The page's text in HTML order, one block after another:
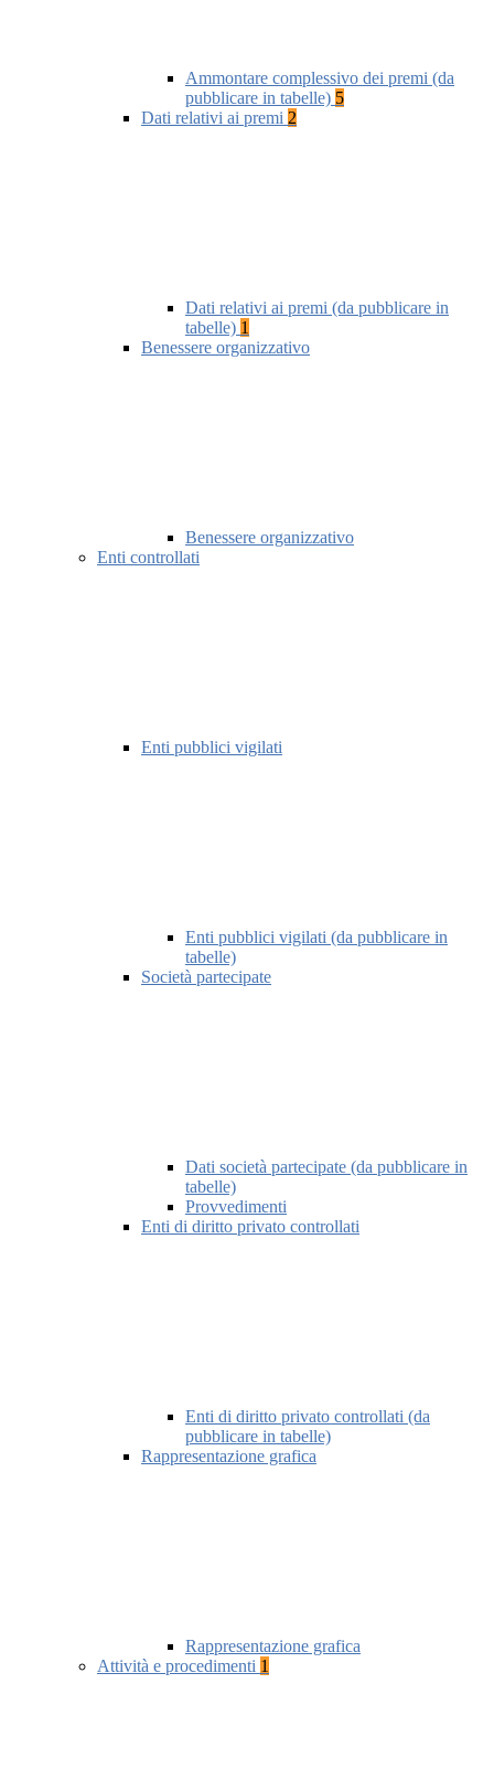
Ammontare complessivo dei premi (da
pubblicare in tabelle) 5
Dati relativi ai premi 2
Dati relativi ai premi (da pubblicare in
tabelle) 1
Benessere organizzativo
Benessere organizzativo
Enti controllati
Enti pubblici vigilati
Enti pubblici vigilati (da pubblicare in
tabelle)
Società partecipate
Dati società partecipate (da pubblicare in
tabelle)
Provvedimenti
Enti di diritto privato controllati
Enti di diritto privato controllati (da
pubblicare in tabelle)
Rappresentazione grafica
Rappresentazione grafica
Attività e procedimenti 1